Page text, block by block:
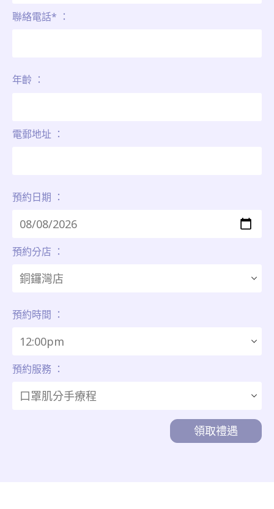
聯絡電話* ：
年齡 ：
電郵地址 ：
預約日期 ：
預約分店 ：
預約時間 ：
預約服務 ：